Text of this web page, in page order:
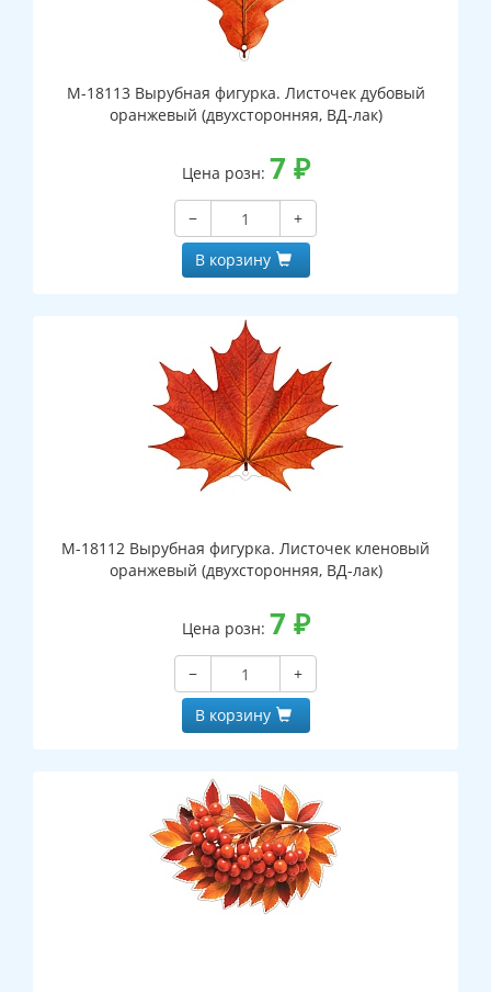
М-18113 Вырубная фигурка. Листочек дубовый
оранжевый (двухсторонняя, ВД-лак)
Цена розн: 7 ₽
−
+
В корзину
М-18112 Вырубная фигурка. Листочек кленовый
оранжевый (двухсторонняя, ВД-лак)
Цена розн: 7 ₽
−
+
В корзину